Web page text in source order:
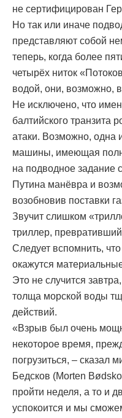
не сертифицирован
Но так или иначе
представляют собой
теперь, когда более
четырёх ниток
водой, они, возможно,
Не исключено, что
балтийского транзита
атаки. Возможно, одна
машины, имеющая
на подводное задание
Путина манёвра и
возобновив поставки
Звучит слишком
триллер,
Следует вспомнить,
окажутся
Это не случится
толща морской воды
действий.
«Взрыв был очень
некоторое время,
погрузиться, – сказал
Бедсков (Morten
пройти неделя, а то и
успокоится и мы